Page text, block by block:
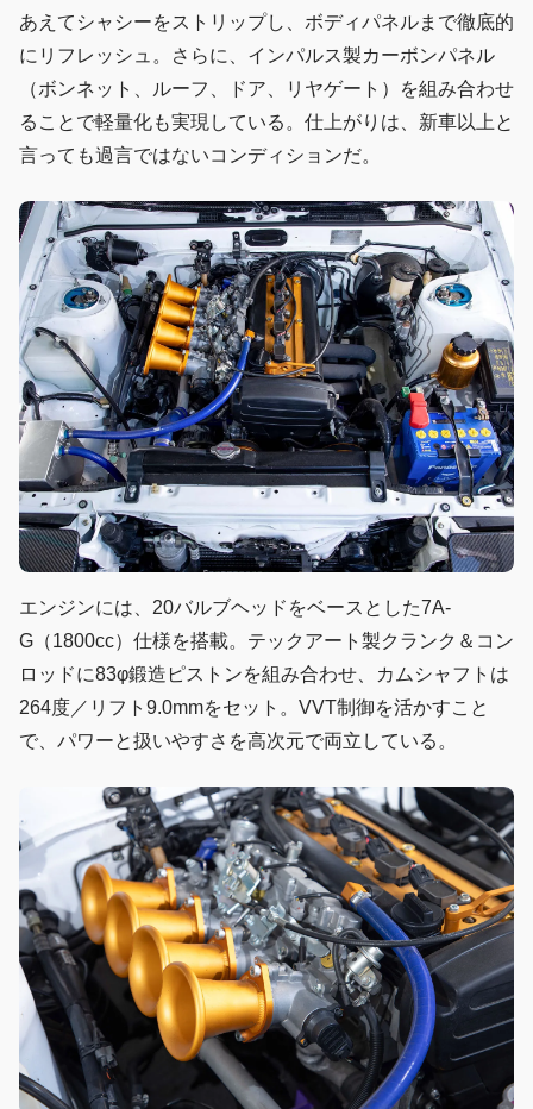
あえてシャシーをストリップし、ボディパネルまで徹底的
にリフレッシュ。さらに、インパルス製カーボンパネル
（ボンネット、ルーフ、ドア、リヤゲート）を組み合わせ
ることで軽量化も実現している。仕上がりは、新車以上と
言っても過言ではないコンディションだ。
エンジンには、20バルブヘッドをベースとした7A-
G（1800cc）仕様を搭載。テックアート製クランク＆コン
ロッドに83φ鍛造ピストンを組み合わせ、カムシャフトは
264度／リフト9.0mmをセット。VVT制御を活かすこと
で、パワーと扱いやすさを高次元で両立している。